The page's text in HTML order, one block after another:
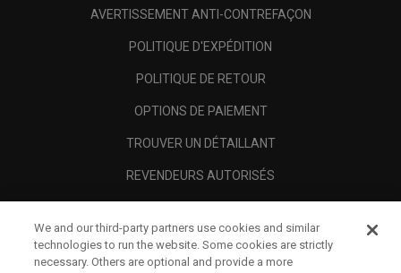
AVERTISSEMENT ANTI-CONTREFAÇON
POLITIQUE D'EXPÉDITION
POLITIQUE DE RETOUR
OPTIONS DE PAIEMENT
TROUVER UN DÉTAILLANT
REVENDEURS AUTORISÉS
A PROPOS
We and our third-party partners use cookies and similar
technologies to run the website. Some cookies are strictly
necessary. Others are optional and provide a more